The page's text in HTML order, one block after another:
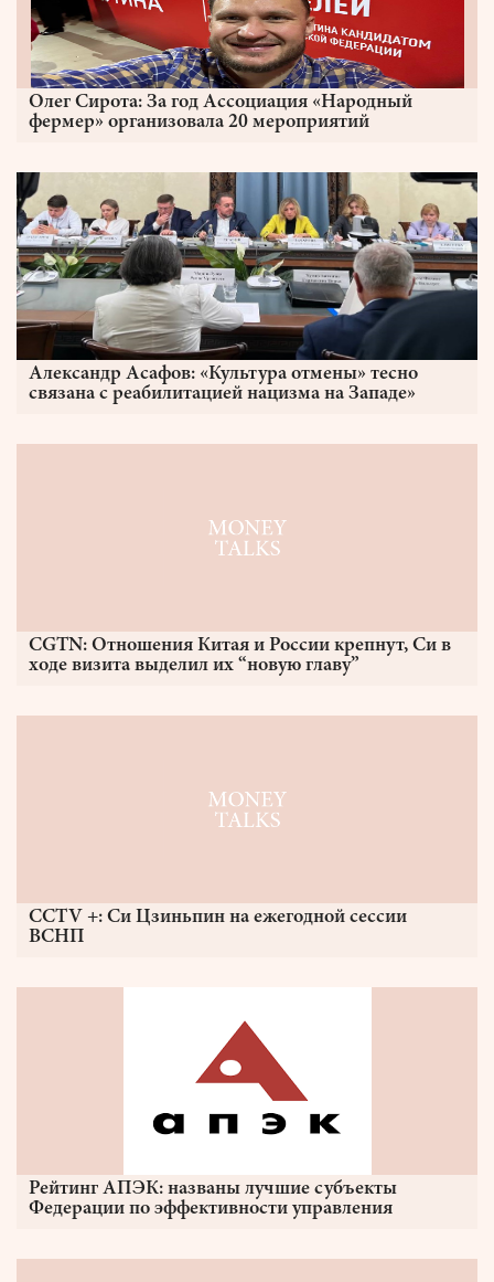
Олег Сирота: За год Ассоциация «Народный
фермер» организовала 20 мероприятий
Александр Асафов: «Культура отмены» тесно
связана с реабилитацией нацизма на Западе»
CGTN: Отношения Китая и России крепнут, Си в
ходе визита выделил их “новую главу”
CCTV +: Си Цзиньпин на ежегодной сессии
ВСНП
Рейтинг АПЭК: названы лучшие субъекты
Федерации по эффективности управления